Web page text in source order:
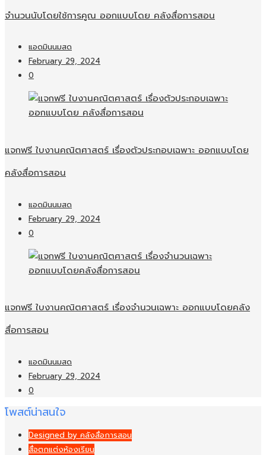
จำนวนนับโดยใช้การคูณ ออกแบบโดย คลังสื่อการสอน
แอดมินนมสด
February 29, 2024
0
แจกฟรี ใบงานคณิตศาสตร์ เรื่องตัวประกอบเฉพาะ ออกแบบโดย
คลังสื่อการสอน
แอดมินนมสด
February 29, 2024
0
แจกฟรี ใบงานคณิตศาสตร์ เรื่องจำนวนเฉพาะ ออกแบบโดยคลัง
สื่อการสอน
แอดมินนมสด
February 29, 2024
0
โพสต์น่าสนใจ
Designed by คลังสื่อการสอน
สื่อตกแต่งห้องเรียน